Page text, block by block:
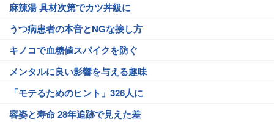
麻辣湯 具材次第でカツ丼級に
うつ病患者の本音とNGな接し方
キノコで血糖値スパイクを防ぐ
メンタルに良い影響を与える趣味
「モテるためのヒント」326人に
容姿と寿命 28年追跡で見えた差